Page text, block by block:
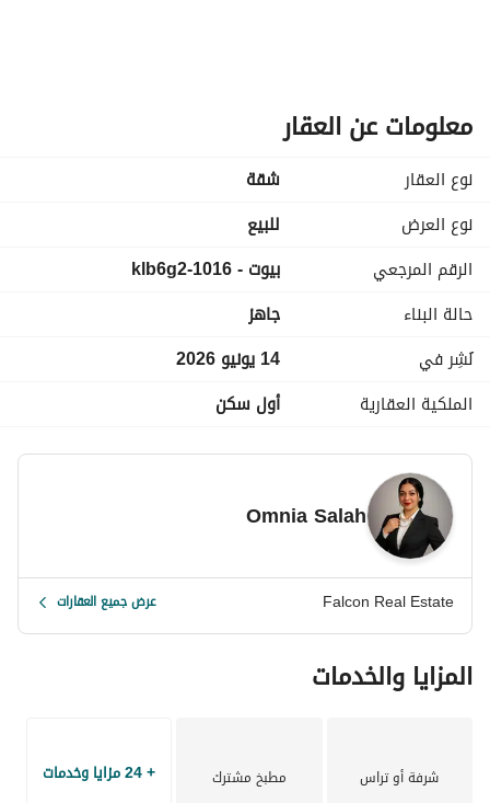
خصم للكاش = 7,690,500 الف !!!!!
كلمني واعرف التفاصيل 010980921 ( واتســـــاب - فون )
او ابعتلي مسج علي الواتساب وهبعتلك التفاصيل كاملـــــــــــــــــــــــه
--------------------------------------------------------
-----------------------------------------------------------------
معلومات عن العقار
نوع العقار
شقة
نوع العرض
للبيع
الرقم المرجعي
بيوت - 1016-klb6g2
حالة البناء
جاهز
نُشِر في
14 يونيو 2026
الملكية العقارية
أول سكن
Omnia Salah
Falcon Real Estate عرض جميع العقارات
المزايا والخدمات
شرفة أو تراس مطبخ مشترك + 24 مزايا وخدمات